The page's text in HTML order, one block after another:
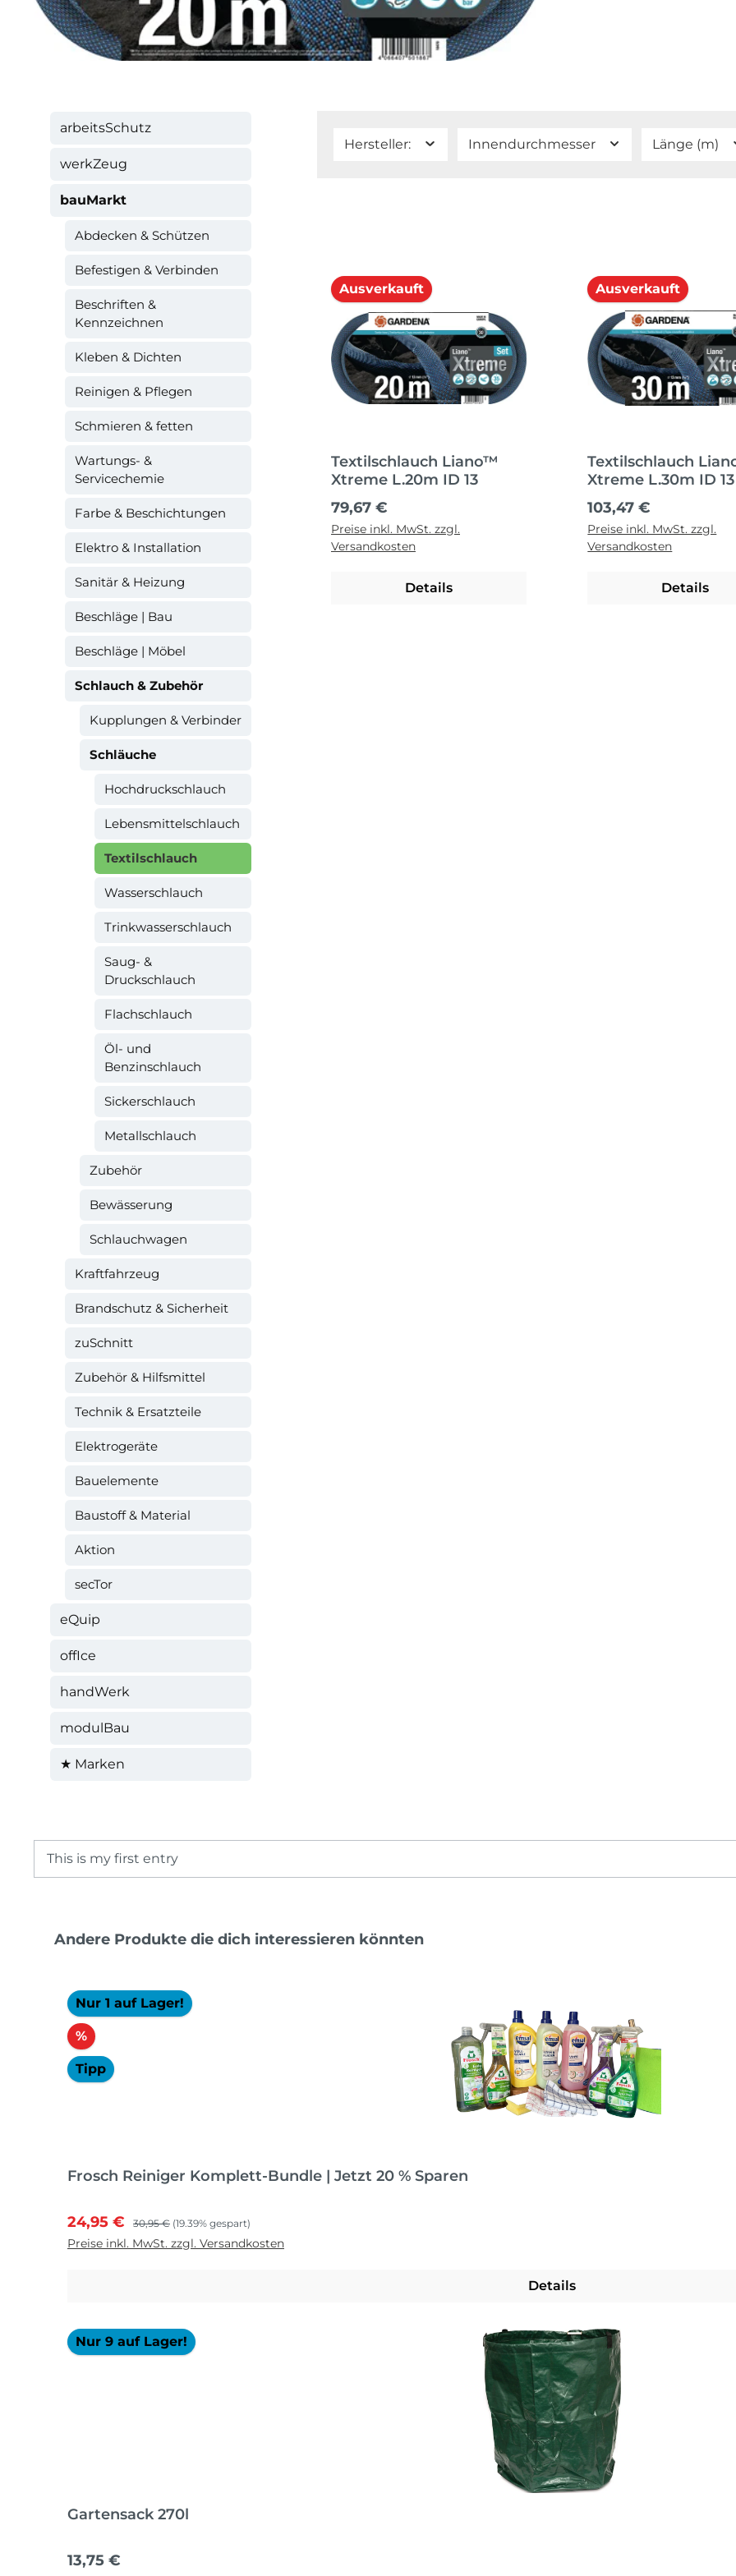
arbeitsSchutz
werkZeug
bauMarkt
Abdecken & Schützen
Befestigen & Verbinden
Beschriften &
Kennzeichnen
Kleben & Dichten
Reinigen & Pflegen
Schmieren & fetten
Wartungs- &
Servicechemie
Farbe & Beschichtungen
Elektro & Installation
Sanitär & Heizung
Beschläge | Bau
Beschläge | Möbel
Schlauch & Zubehör
Kupplungen & Verbinder
Schläuche
Hochdruckschlauch
Lebensmittelschlauch
Textilschlauch
Wasserschlauch
Trinkwasserschlauch
Saug- &
Druckschlauch
Flachschlauch
Öl- und
Benzinschlauch
Sickerschlauch
Metallschlauch
Zubehör
Bewässerung
Schlauchwagen
Kraftfahrzeug
Brandschutz & Sicherheit
zuSchnitt
Zubehör & Hilfsmittel
Technik & Ersatzteile
Elektrogeräte
Bauelemente
Baustoff & Material
Aktion
secTor
eQuip
offIce
handWerk
modulBau
★ Marken
Hersteller: Innendurchmesser Länge (m)
Ausverkauft
Textilschlauch Liano™
Xtreme L.20m ID 13
Regulärer Preis:
79,67 €
Preise inkl. MwSt. zzgl.
Versandkosten
Details
Ausverkauft
Textilschlauch
Xtreme L.30m ID 13
Regulärer Preis:
103,47 €
Preise inkl. MwSt. zzgl.
Versandkosten
Details
This is my first entry
Produktgalerie überspringen
Andere Produkte die dich interessieren könnten
Nur 1 auf Lager!
%Rabatt
Tipp
Frosch Reiniger Komplett-Bundle | Jetzt 20 % Sparen
Verkaufspreis:
24,95 € Regulärer Preis:
30,95 € (19.39% gespart)
Preise inkl. MwSt. zzgl. Versandkosten
Details
Nur 9 auf Lager!
Gartensack 270l
Regulärer Preis:
13,75 €